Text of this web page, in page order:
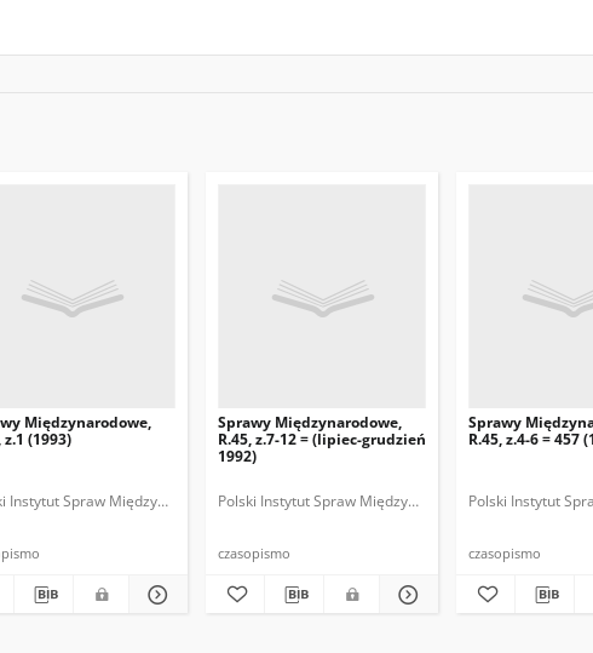
Polska Fundacja Spraw Międzynarodowych. Polska. Ministerstwo Spraw
Międzynarodowe,
z.1 (1993)
Instytut Spraw Międzynarodowych. Polska Fundacja Spraw Międzynarodowych.
Sprawy Międzynarodowe,
R.45, z.7-12 = (lipiec-grudzień
1992)
Polski Instytut Spraw Międzynarodowych. Polska
czasopismo
Sprawy
R.45, z.4-6 = 457
Polski Instytut
czasopismo